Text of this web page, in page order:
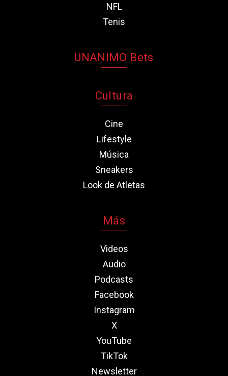
NFL
Tenis
UNANIMO Bets
Cultura
Cine
Lifestyle
Música
Sneakers
Look de Atletas
Más
Videos
Audio
Podcasts
Facebook
Instagram
X
YouTube
TikTok
Newsletter